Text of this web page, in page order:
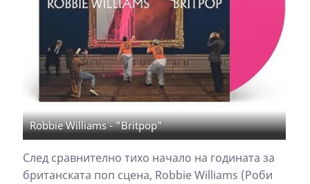
Robbie Williams - "Britpop"
След сравнително тихо начало на годината за
британската поп сцена, Robbie Williams (Роби